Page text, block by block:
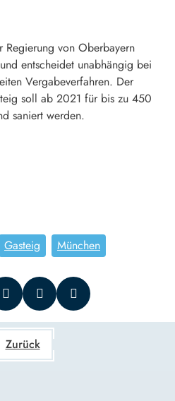
Regierung von Oberbayern
entscheidet unabhängig bei
Vergabeverfahren. Der
soll ab 2021 für bis zu 450
saniert werden.
Gasteig München
Zurück